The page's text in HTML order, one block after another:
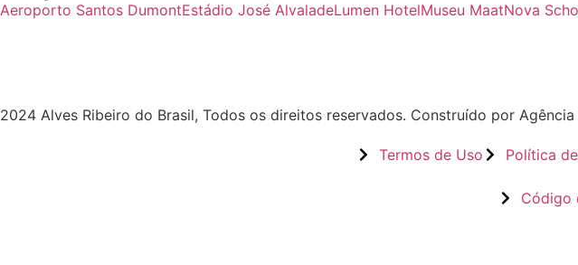
Aeroporto Santos DumontEstádio José AlvaladeLumen HotelMuseu MaatNova
2024 Alves Ribeiro do Brasil, Todos os direitos reservados. Construído por Agência
Termos de Uso Política
Código